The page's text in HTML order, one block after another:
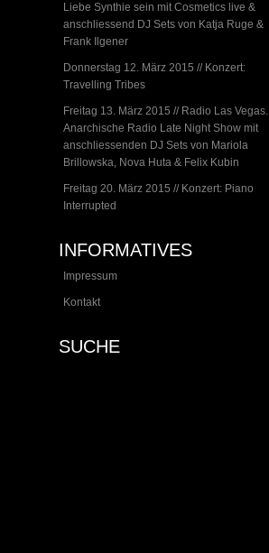
Liebe Synthie sein mit Cosmetics live &
anschliessend DJ Sets von Katja Ruge &
Frank Ilgener
Donnerstag 12. März 2015 // Konzert:
Travelling Tribes
Freitag 13. März 2015 // Radio Las Vegas.
Anarchische Radio Late Night Show mit
anschliessenden DJ Sets von Mariola
Brillowska, Nova Huta & Felix Kubin
Freitag 20. März 2015 // Konzert: Piano
Interrupted
INFORMATIVES
Impressum
Kontakt
SUCHE